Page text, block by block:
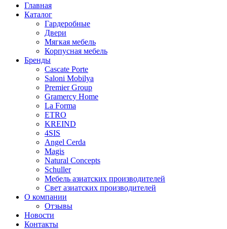
Главная
Каталог
Гардеробные
Двери
Мягкая мебель
Корпусная мебель
Бренды
Cascate Porte
Saloni Mobilya
Premier Group
Gramercy Home
La Forma
ETRO
KREIND
4SIS
Angel Cerda
Magis
Natural Concepts
Schuller
Мебель азиатских производителей
Свет азиатских производителей
О компании
Отзывы
Новости
Контакты